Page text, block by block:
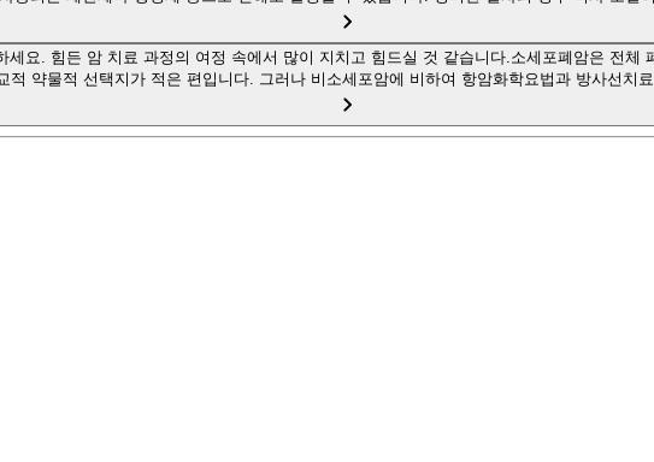
세요. 힘든 암 치료 과정의 여정 속에서 많이 지치고 힘드실 것 같습니다.소세포폐암은 전
적 약물적 선택지가 적은 편입니다. 그러나 비소세포암에 비하여 항암화학요법과 방사선치